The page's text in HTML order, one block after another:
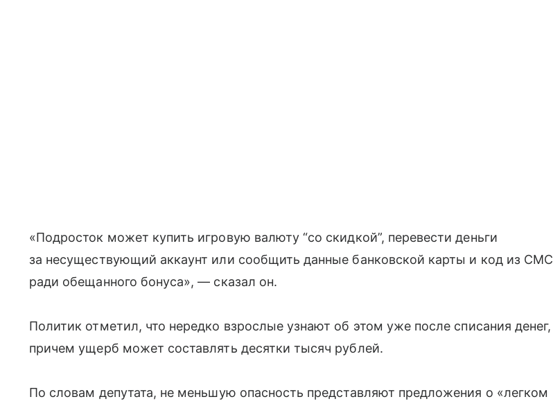
«Подросток может купить игровую валюту “со скидкой”, перевести деньги
за несуществующий аккаунт или сообщить данные банковской карты и код из СМС
ради обещанного бонуса», — сказал он.
Политик отметил, что нередко взрослые узнают об этом уже после списания денег,
причем ущерб может составлять десятки тысяч рублей.
По словам депутата, не меньшую опасность представляют предложения о «легком